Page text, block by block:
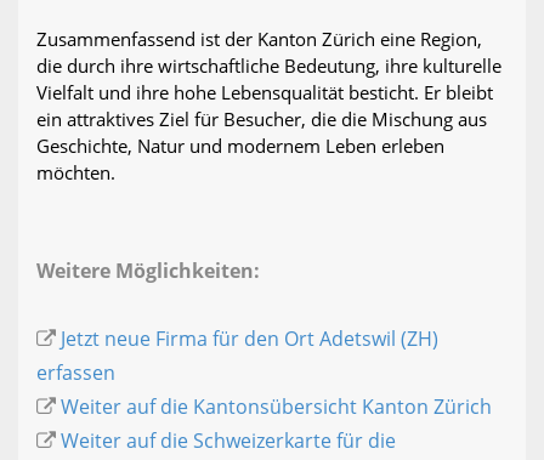
Zusammenfassend ist der Kanton Zürich eine Region,
die durch ihre wirtschaftliche Bedeutung, ihre kulturelle
Vielfalt und ihre hohe Lebensqualität besticht. Er bleibt
ein attraktives Ziel für Besucher, die die Mischung aus
Geschichte, Natur und modernem Leben erleben
möchten.
Weitere Möglichkeiten:
Jetzt neue Firma für den Ort Adetswil (ZH)
erfassen
Weiter auf die Kantonsübersicht Kanton Zürich
Weiter auf die Schweizerkarte für die